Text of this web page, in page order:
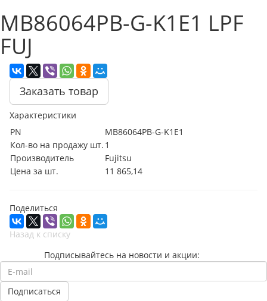
MB86064PB-G-K1E1 LPF
FUJ
Заказать товар
Характеристики
PN
MB86064PB-G-K1E1
Кол-во на продажу шт. 1
Производитель
Fujitsu
Цена за шт.
11 865,14
Поделиться
Назад к списку
Подписывайтесь на новости и акции: